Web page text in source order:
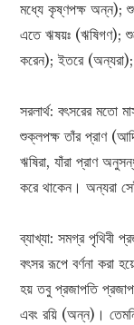
মধ্যে কৃষ্ণপক্ষ অন্ন);
এতে ঋষয়ঃ (ঋষিগণ);
করেন); ইতরে
সরলার্থ: বৎসরের মতো
শুক্লপক্ষ তাঁর প্রাণ
ঋষিরা, যাঁরা প্রাণ
করে থাকেন। অন্যরা
ব্যাখ্যা: সমগ্র
বৎসর রূপে বর্ণনা করা
হয় তবু প্রজাপতি
এবং রয়ি (অন্ন)।